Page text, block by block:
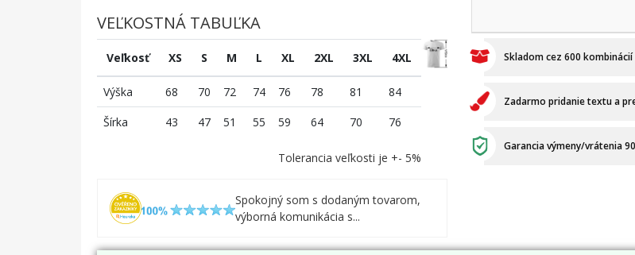
VEĽKOSTNÁ TABUĽKA
Veľkosť XS S M L XL 2XL 3XL 4XL
Výška 68 70 72 74 76 78 81
84
Šírka
43 47 51 55 59 64 70 76
Tolerancia veľkosti je +- 5%
Spokojný som s dodaným tovarom,
výborná komunikácia s...
Skladom cez 600
Zadarmo pridanie textu a
Garancia výmeny/vrátenia